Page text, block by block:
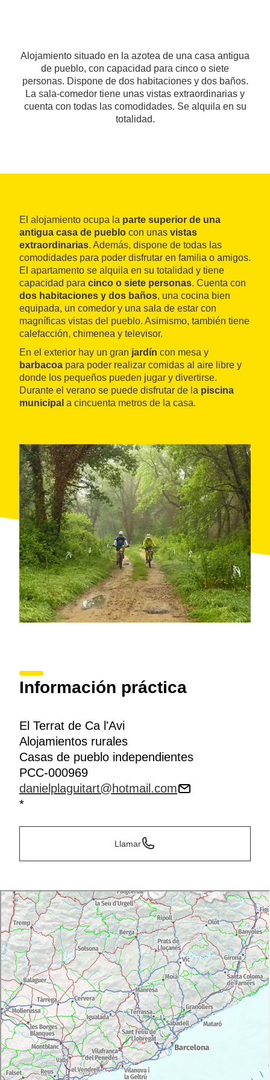
Alojamiento situado en la azotea de una casa antigua
de pueblo, con capacidad para cinco o siete
personas. Dispone de dos habitaciones y dos baños.
La sala-comedor tiene unas vistas extraordinarias y
cuenta con todas las comodidades. Se alquila en su
totalidad.
El alojamiento ocupa la parte superior de una
antigua casa de pueblo con unas vistas
extraordinarias. Además, dispone de todas las
comodidades para poder disfrutar en familia o amigos.
El apartamento se alquila en su totalidad y tiene
capacidad para cinco o siete personas. Cuenta con
dos habitaciones y dos baños, una cocina bien
equipada, un comedor y una sala de estar con
magníficas vistas del pueblo. Asimismo, también tiene
calefacción, chimenea y televisor.
En el exterior hay un gran jardín con mesa y
barbacoa para poder realizar comidas al aire libre y
donde los pequeños pueden jugar y divertirse.
Durante el verano se puede disfrutar de la piscina
municipal a cincuenta metros de la casa.
Información práctica
El Terrat de Ca l'Avi
Alojamientos rurales
Casas de pueblo independientes
PCC-000969
danielplaguitart@hotmail.com
*
Llamar